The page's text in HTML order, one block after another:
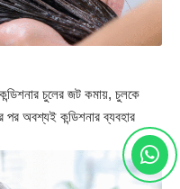
চুলের জট কমায়, চুলকে
অবশ্যই কন্ডিশনার ব্যবহার